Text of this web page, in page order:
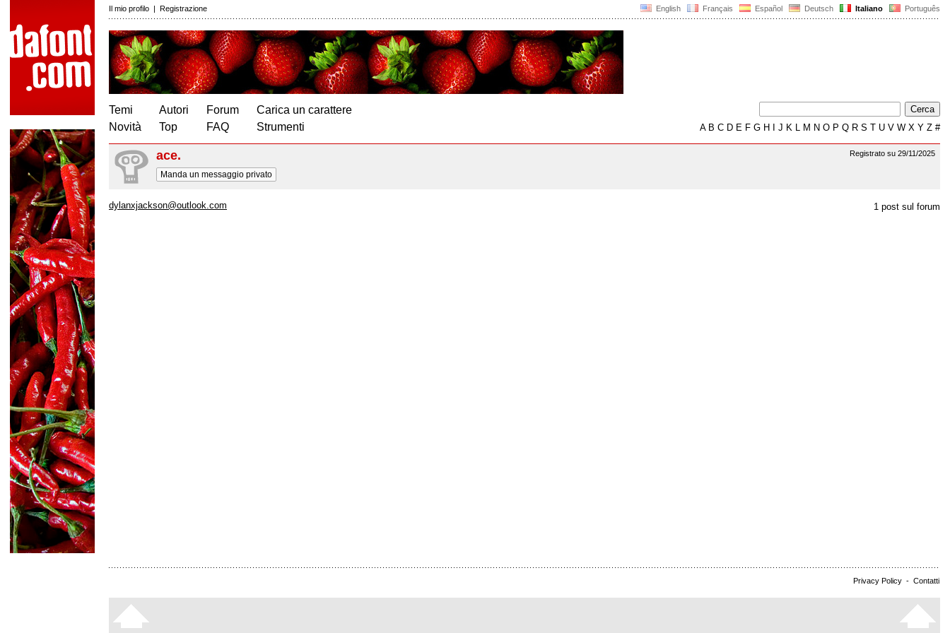
English Français Español Deutsch Italiano Português
Il mio profilo | Registrazione
Temi
Novità
Autori
Top
Forum
FAQ
Carica un carattere
Strumenti
AB C D E F G H J K L M N O P Q R S T U V W X Y Z #
Registrato su 29/11/2025
ace.
Manda un messaggio privato
1 post sul forum
dylanxjackson@outlook.com
Privacy Policy - Contatti